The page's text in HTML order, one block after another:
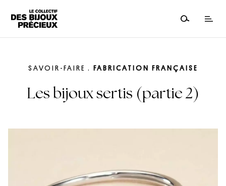
SAVOIR-FAIRE . FABRICATION FRANÇAISE
Les bijoux sertis (partie 2)